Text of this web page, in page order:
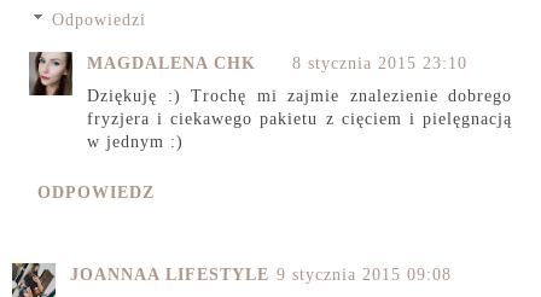
Odpowiedzi
MAGDALENA CHK
8 stycznia 2015 23:10
Dziękuję :) Trochę mi zajmie znalezienie dobrego
fryzjera i ciekawego pakietu z cięciem i pielęgnacją
w jednym :)
ODPOWIEDZ
JOANNAA LIFESTYLE 9 stycznia 2015 09:08